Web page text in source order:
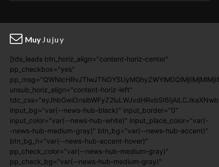
MuyJujuy
[tds_leads btn_horiz_align="content-horiz-center"
pp_checkbox="yes"
unsub_horiz_align="content-horiz-left"
input_bg="var(--news-hub-black)" input_border="0"
input_color="var(--news-hub-white)" input_place_color="var(-
-news-hub-medium-gray)" btn_bg="var(--news-hub-accent)"
btn_bg_h="var(--news-hub-accent-hover)"
pp_check_color="var(--news-hub-medium-gray)"
pp_check_bg="var(--news-hub-medium-gray)"